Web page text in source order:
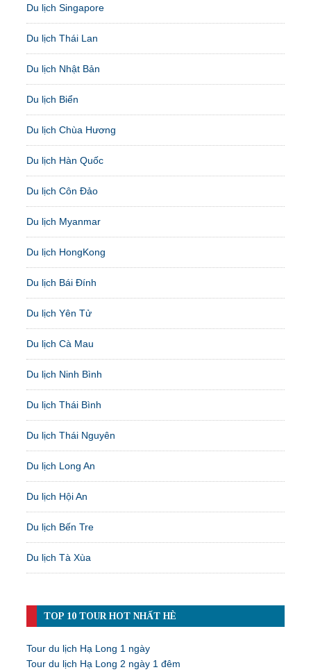
Du lịch Singapore
Du lịch Thái Lan
Du lịch Nhật Bản
Du lịch Biển
Du lịch Chùa Hương
Du lịch Hàn Quốc
Du lịch Côn Đảo
Du lịch Myanmar
Du lịch HongKong
Du lịch Bái Đính
Du lịch Yên Tử
Du lịch Cà Mau
Du lịch Ninh Bình
Du lịch Thái Bình
Du lịch Thái Nguyên
Du lịch Long An
Du lịch Hội An
Du lịch Bến Tre
Du lịch Tà Xùa
TOP 10 TOUR HOT NHẤT HÈ
Tour du lịch Hạ Long 1 ngày
Tour du lịch Hạ Long 2 ngày 1 đêm